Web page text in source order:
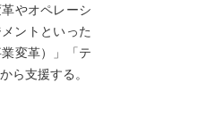
やオペレーシ
ントといった
変革）」「テ
ら支援する。